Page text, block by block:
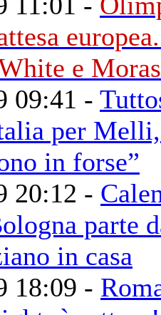
e
09:41 -
per
in forse”
20:12 -
parte
in casa
18:09 -